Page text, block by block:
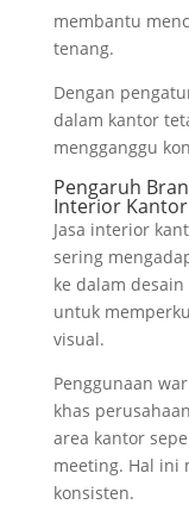
membantu
tenang.
Dengan
dalam kantor
mengganggu
Pengaruh
Interior Kantor
Jasa interior
sering
ke dalam
untuk
visual.
Penggunaan
khas
area kantor
meeting. Hal ini
konsisten.